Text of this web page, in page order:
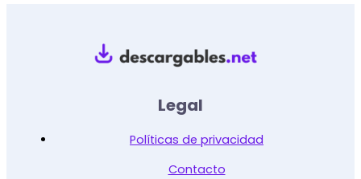
Legal
Políticas de privacidad
Contacto